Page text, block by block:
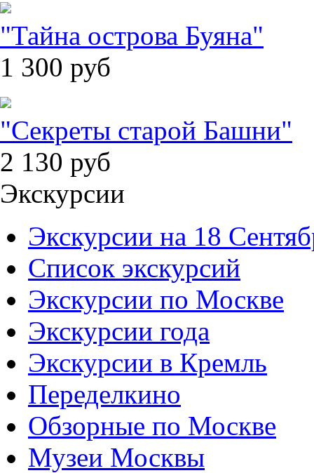
"Тайна острова Буяна"
1 300 руб
"Секреты старой Башни"
2 130 руб
Экскурсии
Экскурсии на 18
Список экскурсий
Экскурсии по Москве
Экскурсии года
Экскурсии в Кремль
Переделкино
Обзорные по Москве
Музеи Москвы